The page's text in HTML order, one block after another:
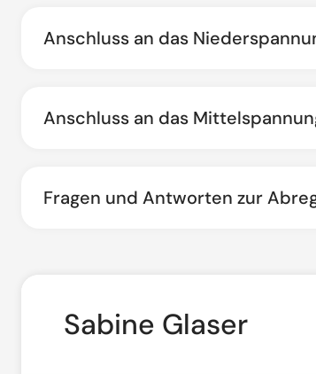
Anschluss an das
Anschluss an das
Fragen und Antworten zur
Sabine Glaser